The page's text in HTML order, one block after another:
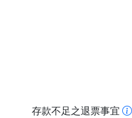
存款不足之退票事宜